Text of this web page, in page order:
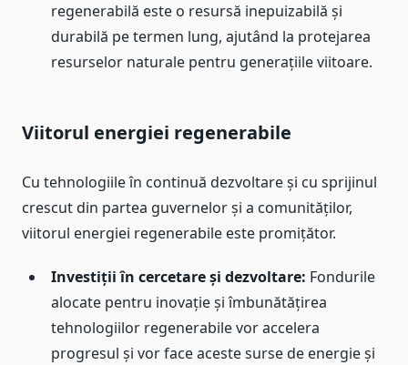
regenerabilă este o resursă inepuizabilă și
durabilă pe termen lung, ajutând la protejarea
resurselor naturale pentru generațiile viitoare.
Viitorul energiei regenerabile
Cu tehnologiile în continuă dezvoltare și cu sprijinul
crescut din partea guvernelor și a comunităților,
viitorul energiei regenerabile este promițător.
Investiții în cercetare și dezvoltare: Fondurile
alocate pentru inovație și îmbunătățirea
tehnologiilor regenerabile vor accelera
progresul și vor face aceste surse de energie și